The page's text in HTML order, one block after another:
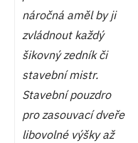
náročná aměl by ji
zvládnout každý
šikovný zedník či
stavební mistr.
Stavební pouzdro
pro zasouvací dveře
libovolné výšky až